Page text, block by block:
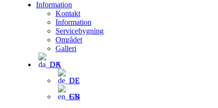
Information
Kontakt
Information
Servicebygning
Området
Galleri
DA
DE
EN